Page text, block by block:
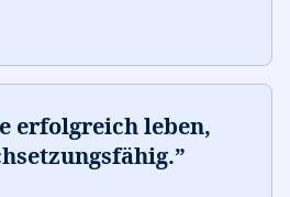
erfolgreich leben,
”